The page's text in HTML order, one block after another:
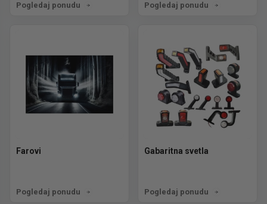
Pogledaj ponudu Pogledaj ponudu
Farovi
Pogledaj ponudu
Gabaritna svetla
Pogledaj ponudu